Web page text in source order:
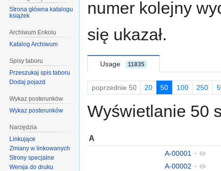
numer kolejny
się ukazał.
Usage 11835
poprzednie 50 20 50 100 250
Wyświetlanie 50
A
A-00001 +
A-00002 +
Strona główna katalogu
książek
Archiwum Enkolu
Katalog Archiwum
Spisy taboru
Przeszukaj spis taboru
Dodaj pojazd
Wykaz posterunków
Wykaz posterunków
Narzędzia
Linkujące
Zmiany w linkowanych
Strony specjalne
Wersja do druku